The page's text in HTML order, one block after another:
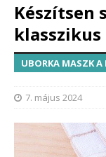
Készítsen
UBORKA MASZK A
7. május 2024